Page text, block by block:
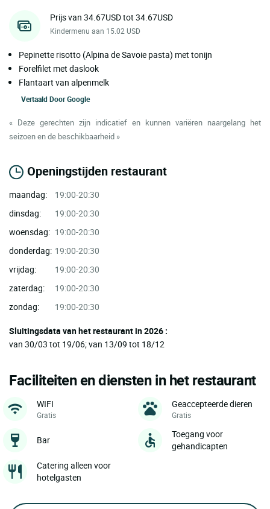
Prijs van 34.67USD tot 34.67USD
Kindermenu aan 15.02 USD
Pepinette risotto (Alpina de Savoie pasta) met tonijn
Forelfilet met daslook
Flantaart van alpenmelk
Vertaald DoorGoogle
« Deze gerechten zijn indicatief en kunnen variëren naargelang het
seizoen en de beschikbaarheid »
Openingstijden restaurant
maandag:
19:00-20:30
dinsdag:
19:00-20:30
woensdag: 19:00-20:30
donderdag: 19:00-20:30
vrijdag:
19:00-20:30
zaterdag:
19:00-20:30
zondag:
19:00-20:30
Sluitingsdata van het restaurant in 2026 :
van 30/03 tot 19/06; van 13/09 tot 18/12
Faciliteiten en diensten in het restaurant
WIFI
Gratis
Geaccepteerde dieren
Gratis
Bar
Toegang voor
gehandicapten
Catering alleen voor
hotelgasten